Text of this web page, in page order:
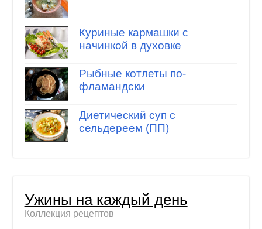
Куриные кармашки с
начинкой в духовке
Рыбные котлеты по-
фламандски
Диетический суп с
сельдереем (ПП)
Ужины на каждый день
Коллекция рецептов